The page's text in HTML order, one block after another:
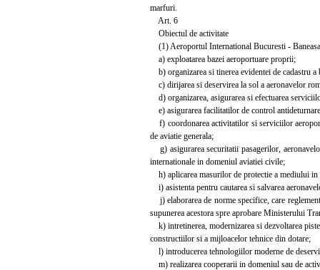
marfuri.
Art. 6
Obiectul de activitate
(1) Aeroportul International Bucuresti -
a) exploatarea bazei aeroportuare proprii;
b) organizarea si tinerea evidentei de cadastru
c) dirijarea si deservirea la sol a aeronavelor
d) organizarea, asigurarea si efectuarea
e) asigurarea facilitatilor de control
f) coordonarea activitatilor si serviciilor
de aviatie generala;
g) asigurarea securitatii pasagerilor,
internationale in domeniul aviatiei civile;
h) aplicarea masurilor de protectie a mediului
i) asistenta pentru cautarea si salvarea
j) elaborarea de norme specifice, care
supunerea acestora spre aprobare Ministerului
k) intretinerea, modernizarea si dezvoltarea
constructiilor si a mijloacelor tehnice din dotare;
l) introducerea tehnologiilor moderne de
m) realizarea cooperarii in domeniul sau de